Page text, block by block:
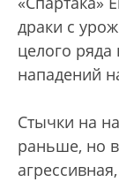
драки с
целого
нападений
Стычки на
раньше, но